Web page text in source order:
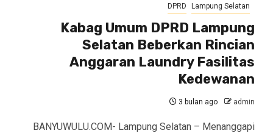
DPRD Lampung Selatan
Kabag Umum DPRD Lampung
Selatan Beberkan Rincian
Anggaran Laundry Fasilitas
Kedewanan
3 bulan ago admin
BANYUWULU.COM- Lampung Selatan – Menanggapi